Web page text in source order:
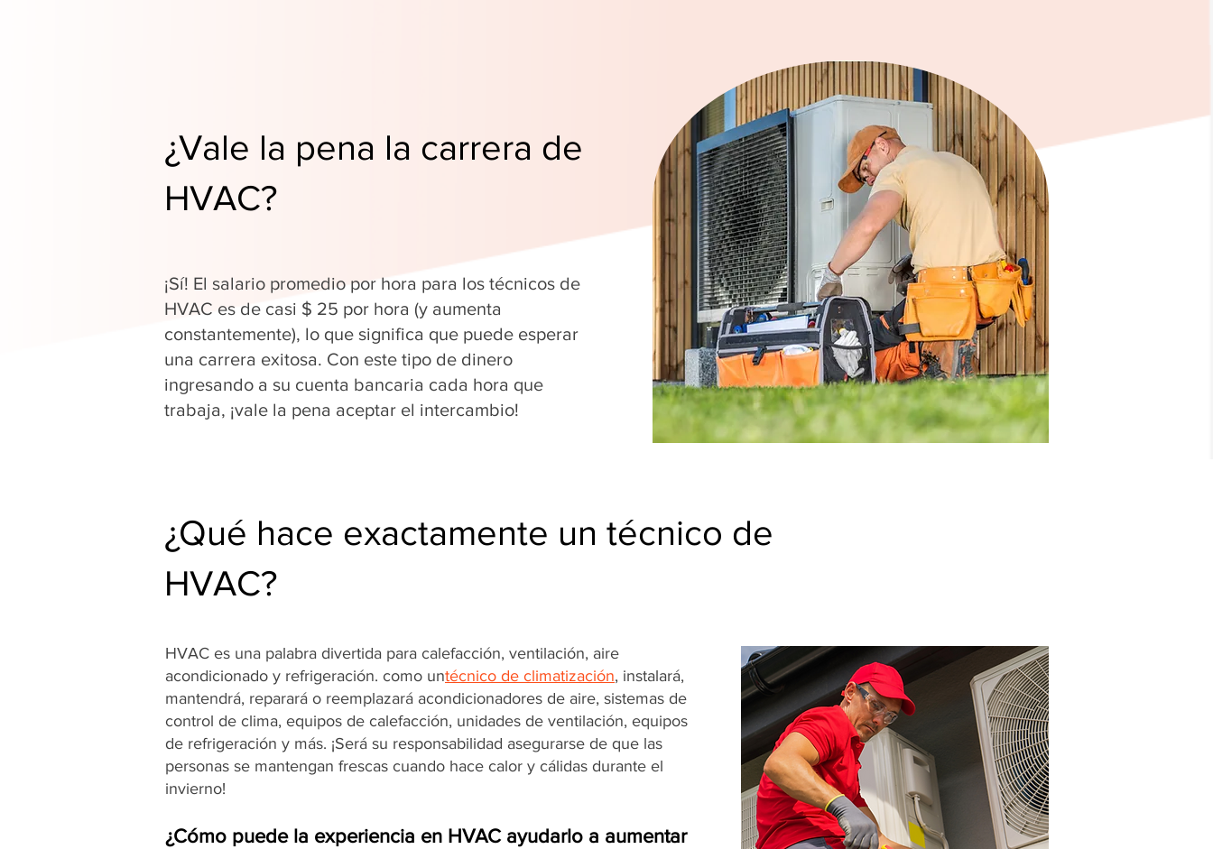
¿Vale la pena la carrera de
HVAC?
¡Sí! El salario promedio por hora para los técnicos de
HVAC es de casi $ 25 por hora (y aumenta
constantemente), lo que significa que puede esperar
una carrera exitosa. Con este tipo de dinero
ingresando a su cuenta bancaria cada hora que
trabaja, ¡vale la pena aceptar el intercambio!
¿Qué hace exactamente un técnico de
HVAC?
HVAC es una palabra divertida para calefacción, ventilación, aire
acondicionado y refrigeración. como untécnico de climatización, instalará,
mantendrá, reparará o reemplazará acondicionadores de aire, sistemas de
control de clima, equipos de calefacción, unidades de ventilación, equipos
de refrigeración y más. ¡Será su responsabilidad asegurarse de que las
personas se mantengan frescas cuando hace calor y cálidas durante el
invierno!
¿Cómo puede la experiencia en HVAC ayudarlo a aumentar